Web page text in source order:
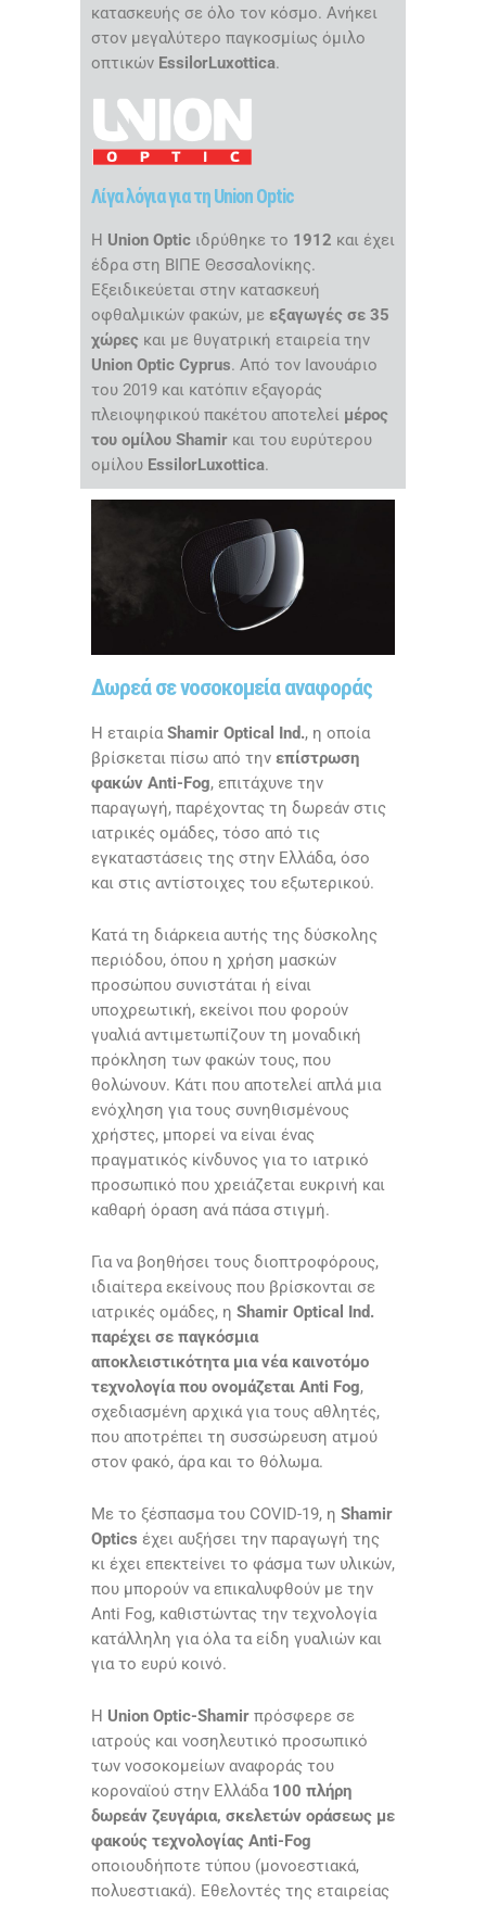
κατασκευής σε όλο τον κόσμο. Ανήκει
στον μεγαλύτερο παγκοσμίως όμιλο
οπτικών EssilorLuxottica.
Λίγα λόγια για τη Union Optic
Η Union Optic ιδρύθηκε το 1912 και έχει
έδρα στη ΒΙΠΕ Θεσσαλονίκης.
Εξειδικεύεται στην κατασκευή
οφθαλμικών φακών, με εξαγωγές σε 35
χώρες και με θυγατρική εταιρεία την
Union Optic Cyprus. Από τον Ιανουάριο
του 2019 και κατόπιν εξαγοράς
πλειοψηφικού πακέτου αποτελεί μέρος
του ομίλου Shamir και του ευρύτερου
ομίλου EssilorLuxottica.
Δωρεά σε νοσοκομεία αναφοράς
Η εταιρίαShamir Optical Ind., η οποία
βρίσκεται πίσω από την επίστρωση
φακών Anti-Fog, επιτάχυνε την
παραγωγή, παρέχοντας τη δωρεάν στις
ιατρικές ομάδες, τόσο από τις
εγκαταστάσεις της στην Ελλάδα, όσο
και στις αντίστοιχες του εξωτερικού.
Κατά τη διάρκεια αυτής της δύσκολης
περιόδου, όπου η χρήση μασκών
προσώπου συνιστάται ή είναι
υποχρεωτική, εκείνοι που φορούν
γυαλιά αντιμετωπίζουν τη μοναδική
πρόκληση των φακών τους, που
θολώνουν. Κάτι που αποτελεί απλά μια
ενόχληση για τους συνηθισμένους
χρήστες, μπορεί να είναι ένας
πραγματικός κίνδυνος για το ιατρικό
προσωπικό που χρειάζεται ευκρινή και
καθαρή όραση ανά πάσα στιγμή.
Για να βοηθήσει τους διοπτροφόρους,
ιδιαίτερα εκείνους που βρίσκονται σε
ιατρικές ομάδες, η Shamir Optical Ind.
παρέχει σε παγκόσμια
αποκλειστικότητα μια νέα καινοτόμο
τεχνολογία που ονομάζεται Anti Fog,
σχεδιασμένη αρχικά για τους αθλητές,
που αποτρέπει τη συσσώρευση ατμού
στον φακό, άρα και το θόλωμα.
Με το ξέσπασμα του COVID-19, η Shamir
Optics έχει αυξήσει την παραγωγή της
κι έχει επεκτείνει το φάσμα των υλικών,
που μπορούν να επικαλυφθούν με την
Anti Fog, καθιστώντας την τεχνολογία
κατάλληλη για όλα τα είδη γυαλιών και
για το ευρύ κοινό.
Η Union Optic-Shamir πρόσφερε σε
ιατρούς και νοσηλευτικό προσωπικό
των νοσοκομείων αναφοράς του
κοροναϊού στην Ελλάδα 100 πλήρη
δωρεάν ζευγάρια, σκελετών οράσεως με
φακούς τεχνολογίας Anti-Fog
οποιουδήποτε τύπου (μονοεστιακά,
πολυεστιακά). Εθελοντές της εταιρείας